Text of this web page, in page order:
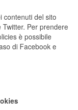
contenuti del sito
Per prendere
è possibile
di Facebook e